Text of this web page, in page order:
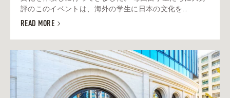
評のこのイベントは、海外の学生に日本の文化を...
READ MORE